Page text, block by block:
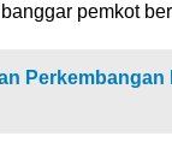
pemkot